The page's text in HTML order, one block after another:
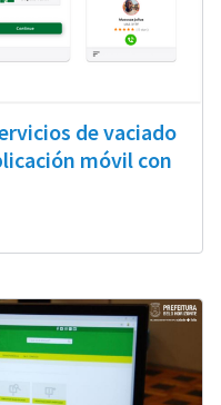
de vaciado
móvil con